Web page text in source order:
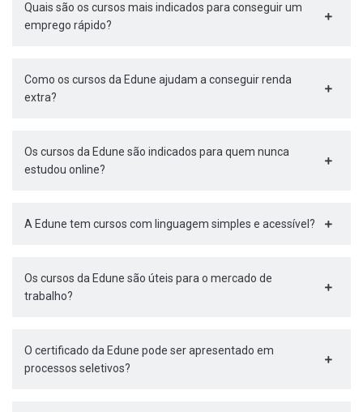
Quais são os cursos mais indicados para conseguir um
emprego rápido?
Como os cursos da Edune ajudam a conseguir renda
extra?
Os cursos da Edune são indicados para quem nunca
estudou online?
A Edune tem cursos com linguagem simples e acessível?
Os cursos da Edune são úteis para o mercado de
trabalho?
O certificado da Edune pode ser apresentado em
processos seletivos?